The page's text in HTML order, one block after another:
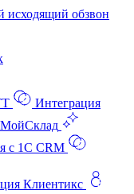
исходящий обзвон
Интеграция
МойСклад
с 1C CRM
Клиентикс